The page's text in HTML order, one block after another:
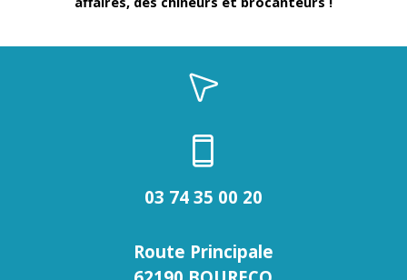
03 74 35 00 20
Route Principale